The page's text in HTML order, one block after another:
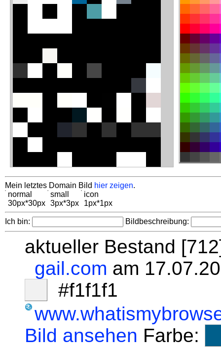
Mein letztes Domain Bild hier zeigen.
normal
30px*30px
small
3px*3px
icon
1px*1px
Ich bin: Bildbeschreibung:
aktueller Bestand
gail.com am
#f1f1f1
Bild ansehen Farbe: